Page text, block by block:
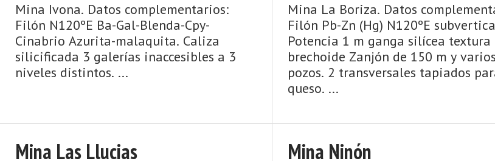
Mina Ivona. Datos complementarios:
Filón N120ºE Ba-Gal-Blenda-Cpy-
Cinabrio Azurita-malaquita. Caliza
silicificada 3 galerías inaccesibles a 3
niveles distintos. ...
Mina La Boriza. Datos
Filón Pb-Zn (Hg) N120ºE
Potencia 1 m ganga silícea textura
brechoide Zanjón de 150 m y varios
pozos. 2 transversales tapiados
queso. ...
Mina Las Llucias Mina Ninón